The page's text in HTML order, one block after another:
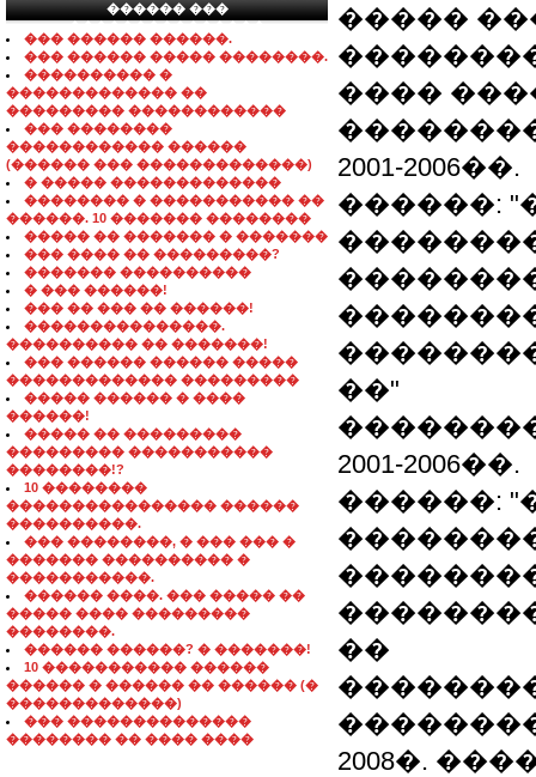
������ ���
���������������
��� ������ ������.
��� ������ ����� ��������.
���������� �
������������� ��
��������� ������������
��� ��������
������������ ������
(������ ��� �������������)
� ����� �������������
�������� � ����������� ��
������. 10 ������� ��������
����� �� ������� � �������
��� ���� �� ���������?
������� ����������
� ��� ������!
��� �� ��� �� ������!
���������������.
���������� �� �������!
��� ������ ������ �����
������������� ���������
����� ������ � ����
������!
����� �� ���������
��������� �����������
��������!?
10 ��������
���������������� ������
����������.
��� ��������, � ��� ��� �
������� ���������� �
�����������.
������ ����. ��� ����� ��
����� ���� ���������
��������.
������ ������? � �������!
10 ����������� ������
������ � ������ �� ������ (�
�������������)
��� ��������������
�������� �� ���� ����
�����
����
2001-2006��.
������:
��"
2001-2006��.
������:
��
2008�.